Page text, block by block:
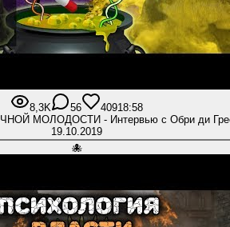
8,3K 56 40918:58
МОЛОДОСТИ - Интервью с Обри ди
19.10.2019
🐙